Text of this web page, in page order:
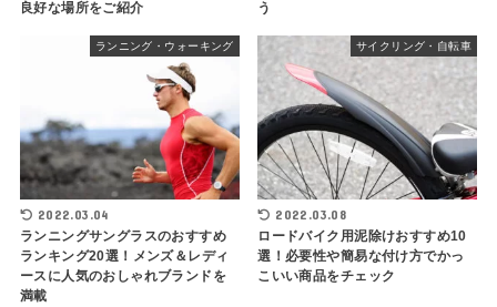
良好な場所をご紹介
う
ランニング・ウォーキング
2022.03.04
ランニングサングラスのおすすめ
ランキング20選！メンズ＆レディ
ースに人気のおしゃれブランドを
満載
サイクリング・自転車
2022.03.08
ロードバイク用泥除けおすすめ10
選！必要性や簡易な付け方でかっ
こいい商品をチェック